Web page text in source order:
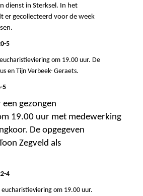
dienst in Sterksel. In het
er gecollecteerd voor de week
5
om 19.00 uur. De
en Tijn Verbeek- Geraets.
5
een gezongen
19.00 uur met medewerking
De opgegeven
Zegveld als
4
om 19.00 uur.